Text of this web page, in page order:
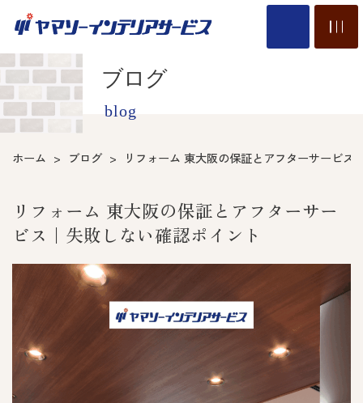
ブログ
blog
ホーム ブログ リフォーム 東大阪の保証とアフターサービス
リフォーム 東大阪の保証とアフターサー
ビス｜失敗しない確認ポイント